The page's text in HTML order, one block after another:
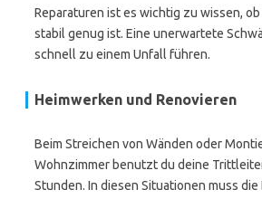
Reparaturen ist es wichtig zu wissen,
stabil genug ist. Eine unerwartete
schnell zu einem Unfall führen.
Heimwerken und Renovieren
Beim Streichen von Wänden oder
Wohnzimmer benutzt du deine
Stunden. In diesen Situationen muss